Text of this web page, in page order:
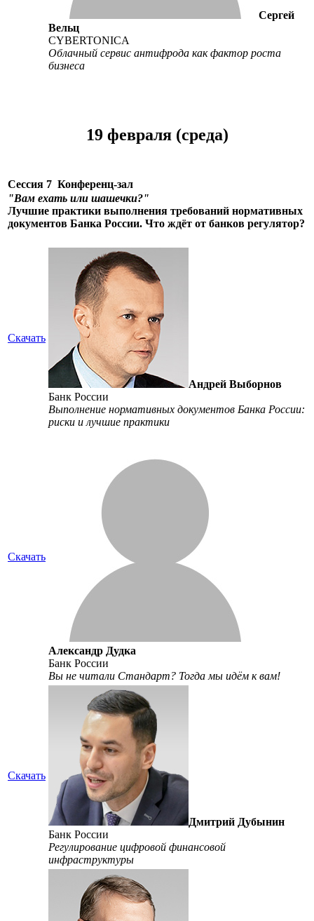
Сергей
Вельц
CYBERTONICA
Облачный сервис антифрода как фактор роста
бизнеса
19 февраля (среда)
Сессия 7 Конференц-зал
"Вам ехать или шашечки?"
Лучшие практики выполнения требований нормативных
документов Банка России. Что ждёт от банков регулятор?
Скачать
Андрей Выборнов
Банк России
Выполнение нормативных документов Банка России:
риски и лучшие практики
Скачать
Александр Дудка
Банк России
Вы не читали Стандарт? Тогда мы идём к вам!
Скачать
Дмитрий Дубынин
Банк России
Регулирование цифровой финансовой
инфраструктуры